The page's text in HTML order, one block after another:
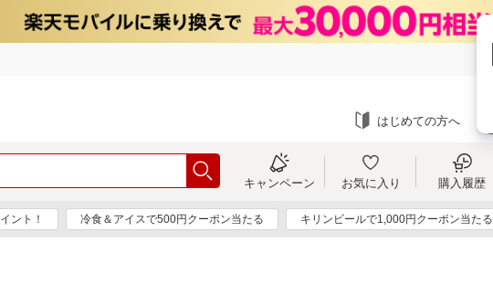
はじめての方へ
キャンペーン お気に入り 購入履歴
ント！ 冷食＆アイスで500円クーポン当たる キリンビールで1,000円クーポン当たる